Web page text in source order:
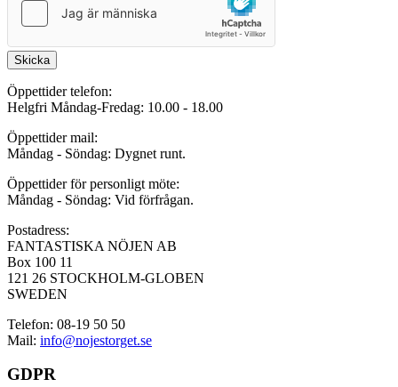
Skicka
Öppettider telefon:
Helgfri Måndag-Fredag: 10.00 - 18.00
Öppettider mail:
Måndag - Söndag: Dygnet runt.
Öppettider för personligt möte:
Måndag - Söndag: Vid förfrågan.
Postadress:
FANTASTISKA NÖJEN AB
Box 100 11
121 26 STOCKHOLM-GLOBEN
SWEDEN
Telefon: 08-19 50 50
Mail: info@nojestorget.se
GDPR